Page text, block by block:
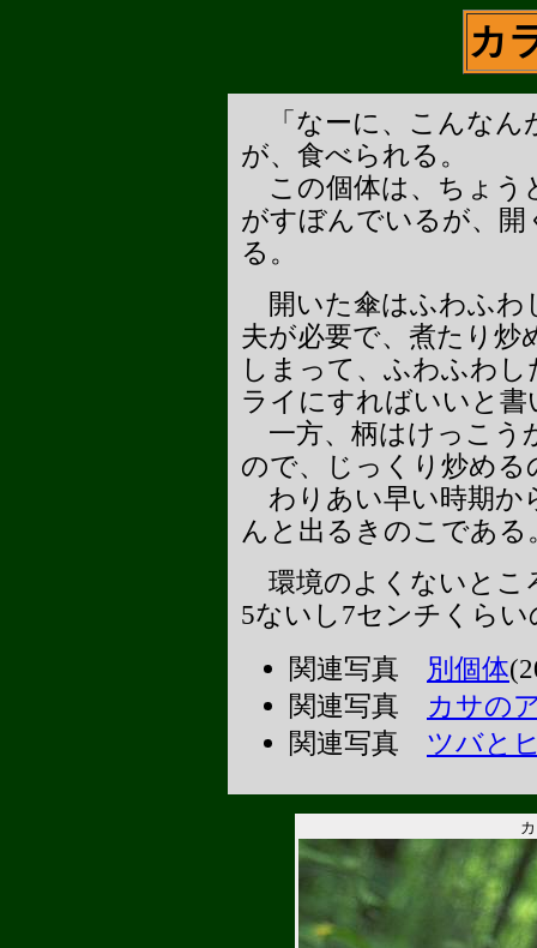
カ
「なーに、こんなん
が、食べられる。
この個体は、ちょう
がすぼんでいるが、
る。
開いた傘はふわふわ
夫が必要で、煮たり
しまって、ふわふわ
ライにすればいいと
一方、柄はけっこう
ので、じっくり炒め
わりあい早い時期か
んと出るきのこである
環境のよくないとこ
5ないし7センチくら
関連写真 別個体
関連写真
カサの
関連写真 ツバと